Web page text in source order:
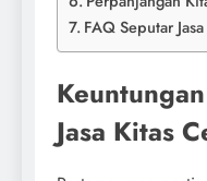
FAQ Seputar
Jasa Kitas